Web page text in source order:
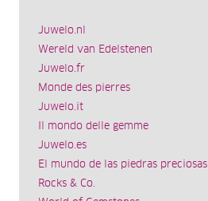
Juwelo.nl
Wereld van Edelstenen
Juwelo.fr
Monde des pierres
Juwelo.it
Il mondo delle gemme
Juwelo.es
El mundo de las piedras preciosas
Rocks & Co.